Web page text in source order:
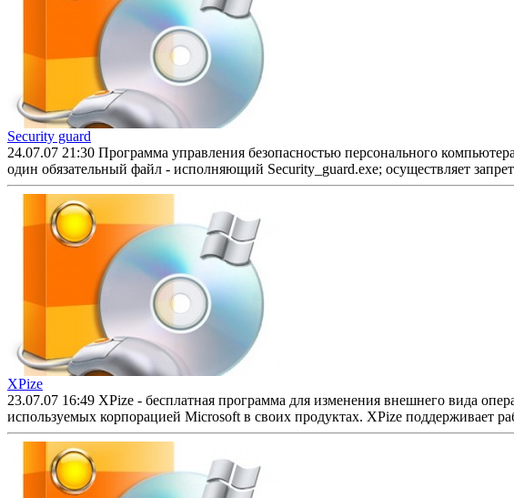
Security guard
24.07.07 21:30 Программа управления безопасностью персонального
один обязательный файл - исполняющий Security_guard.exe; осуществляет
XPize
23.07.07 16:49 XPize - бесплатная программа для изменения внешнего вида
используемых корпорацией Microsoft в своих продуктах. XPize поддерживает